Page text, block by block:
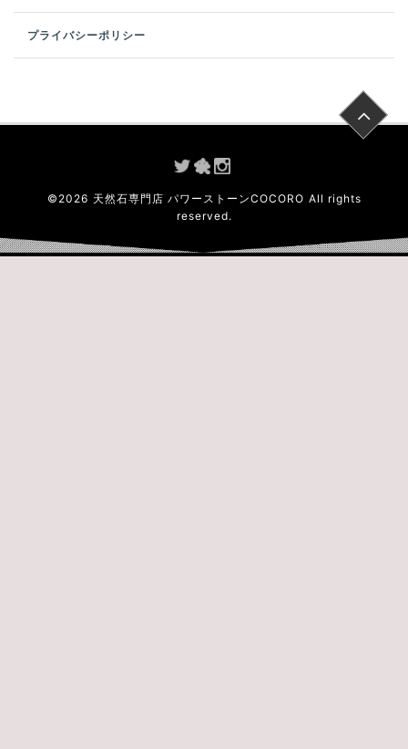
プライバシーポリシー
© 2026 天然石専門店 パワーストーンCOCORO All rights
reserved.